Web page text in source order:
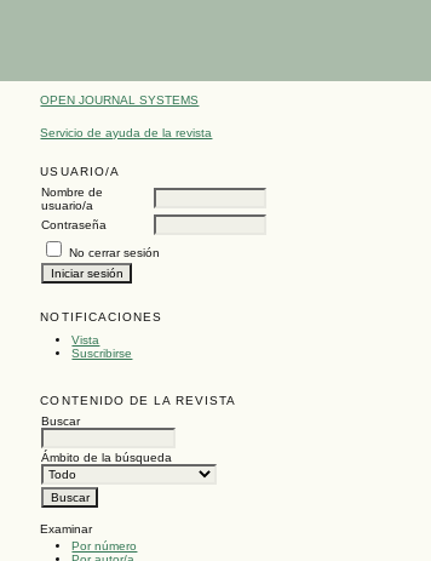
OPEN JOURNAL SYSTEMS
Servicio de ayuda de la revista
USUARIO/A
Nombre de
usuario/a
Contraseña
No cerrar sesión
NOTIFICACIONES
Vista
Suscribirse
CONTENIDO DE LA REVISTA
Buscar
Ámbito de la búsqueda
Examinar
Por número